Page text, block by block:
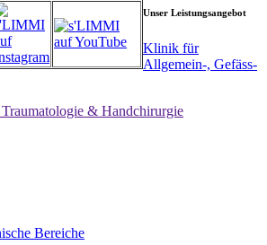
Unser Leistungsangebot
Klinik für
Allgemein-, Gefäss-
& Handchirurgie
Bereiche